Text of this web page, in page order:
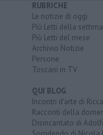
RUBRICHE
Le notizie di oggi
Più Letti della
Più Letti del mese
Archivio Notizie
Persone
Toscani in TV
QUI BLOG
Incontri d'arte di
Racconti della
Disincantato di